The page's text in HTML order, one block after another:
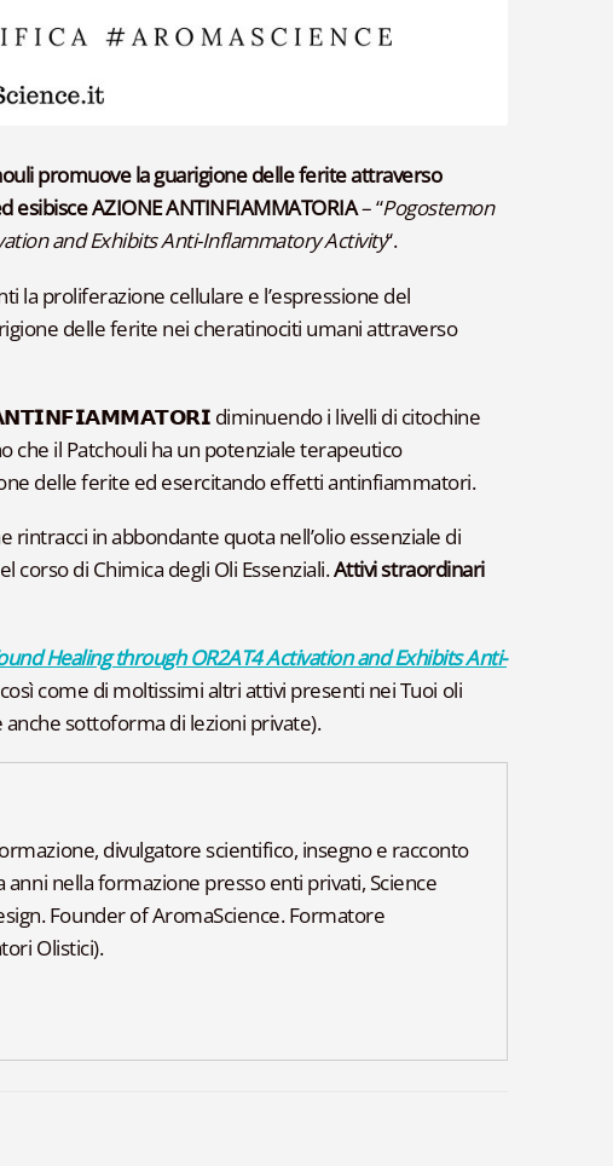
promuove la guarigione delle ferite attraverso
esibisce AZIONE ANTINFIAMMATORIA– “Pogostemon
and Exhibits Anti-Inflammatory Activity“.
la proliferazione cellulare e l’espressione del
delle ferite nei cheratinociti umani attraverso
𝗔𝗡𝗧𝗜𝗡𝗙𝗜𝗔𝗠𝗠𝗔𝗧𝗢𝗥𝗜 diminuendo i livelli di citochine
il Patchouli ha un potenziale terapeutico
delle ferite ed esercitando effetti antinfiammatori.
rintracci in abbondante quota nell’olio essenziale di
corso di Chimica degli Oli Essenziali.Attivi straordinari
Healing through OR2AT4 Activation and Exhibits Anti-
come di moltissimi altri attivi presenti nei Tuoi oli
anche sottoforma di lezioni private).
divulgatore scientifico, insegno e racconto
nella formazione presso enti privati, Science
Founder of AromaScience. Formatore
Olistici).